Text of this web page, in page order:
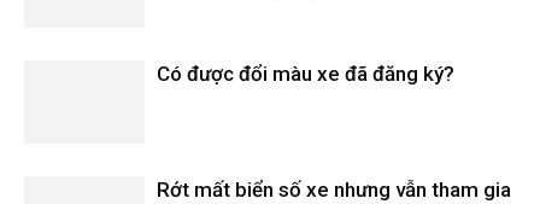
Có được đổi màu xe đã đăng ký?
Rớt mất biển số xe nhưng vẫn tham gia